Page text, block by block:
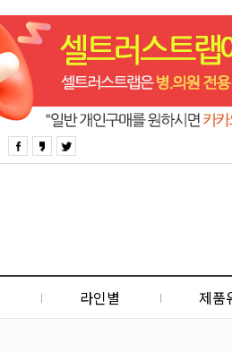
라인별 제품